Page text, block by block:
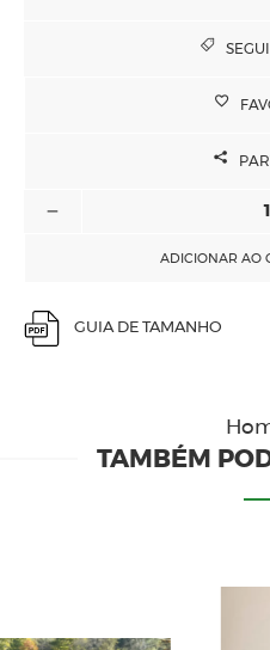
ADICIONAR AO
GUIA DE TAMANHO
TAMBÉM